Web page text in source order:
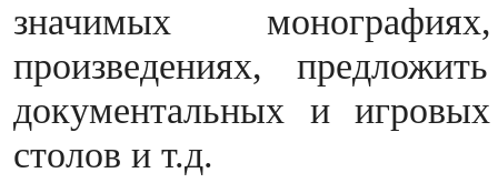
значимых
произведениях,
документальных и
столов и т.д.